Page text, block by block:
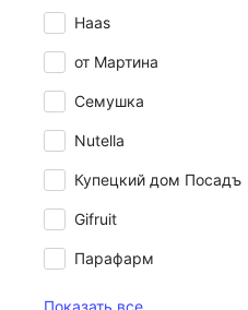
Haas
от Мартина
Семушка
Nutella
Купецкий дом Посадъ
Gifruit
Парафарм
Показать все